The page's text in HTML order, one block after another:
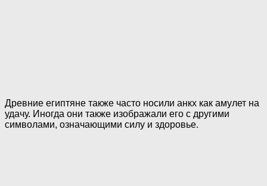
Древние египтяне также часто носили анкх как амулет на
удачу. Иногда они также изображали его с другими
символами, означающими силу и здоровье.